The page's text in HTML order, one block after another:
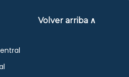
Volver arriba ∧